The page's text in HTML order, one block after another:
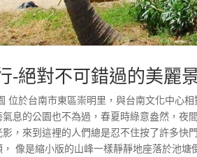
-絕對不可錯過的美麗
位於台南市東區崇明里，與台南文化中心
息的公園也不為過，春夏時綠意盎然，夜
，來到這裡的人們總是忍不住按了許多快
像是縮小版的山峰一樣靜靜地座落於池